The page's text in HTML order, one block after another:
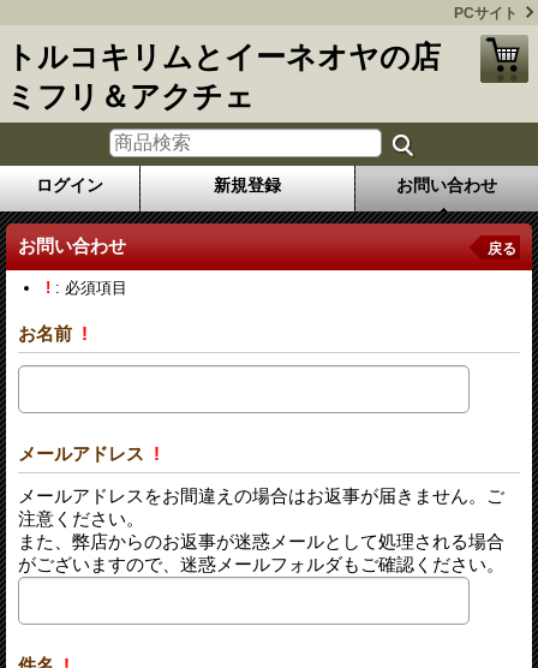
PCサイト
トルコキリムとイーネオヤの店
ミフリ＆アクチェ
ログイン 新規登録 お問い合わせ
お問い合わせ 戻る
! : 必須項目
お名前 !
メールアドレス !
メールアドレスをお間違えの場合はお返事が届きません。ご
注意ください。
また、弊店からのお返事が迷惑メールとして処理される場合
がございますので、迷惑メールフォルダもご確認ください。